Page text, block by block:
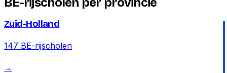
Zuid-Holland
147 BE-rijscholen
→